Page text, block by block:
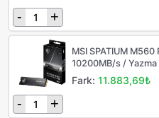
- +
MSI SPATIUM M560
10200MB/s / Yazma
Fark:11.883,69₺
- +